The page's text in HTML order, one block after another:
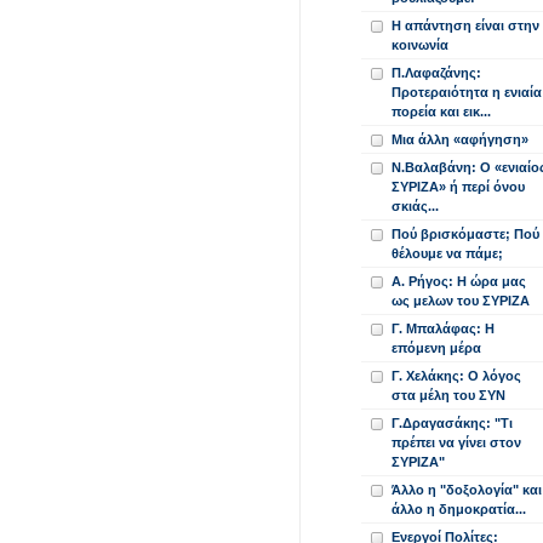
Η απάντηση είναι στην
κοινωνία
Π.Λαφαζάνης:
Προτεραιότητα η ενιαία
πορεία και εικ...
Μια άλλη «αφήγηση»
Ν.Βαλαβάνη: Ο
ΣΥΡΙΖΑ» ή περί όνου
σκιάς...
Πού βρισκόμαστε; Πού
θέλουμε να πάμε;
Α. Ρήγος: Η ώρα μας
ως μελων του ΣΥΡΙΖΑ
Γ. Μπαλάφας: Η
επόμενη μέρα
Γ. Χελάκης: Ο λόγος
στα μέλη του ΣΥΝ
Γ.Δραγασάκης: "Τι
πρέπει να γίνει στον
ΣΥΡΙΖΑ"
Άλλο η "δοξολογία" και
άλλο η δημοκρατία...
Ενεργοί Πολίτες: